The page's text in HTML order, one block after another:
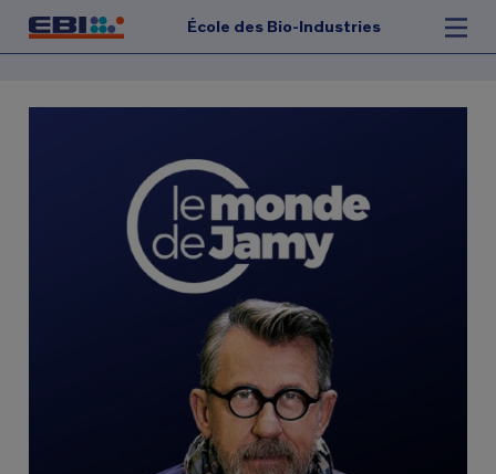
École des Bio-Industries